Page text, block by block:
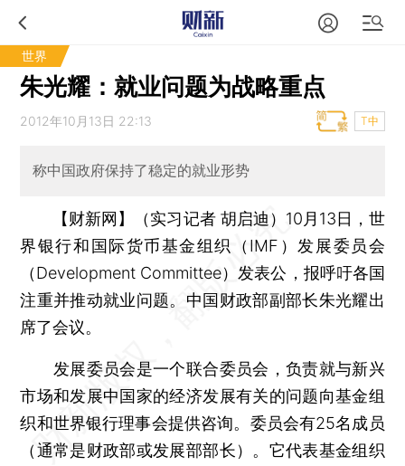
世界
朱光耀：就业问题为战略重点
2012年10月13日 22:13 T中
称中国政府保持了稳定的就业形势
【财新网】（实习记者 胡启迪） 10月13日，世
界银行和国际货币基金组织（IMF）发展委员会
（Development Committee）发表公，报呼吁各国
注重并推动就业问题。中国财政部副部长朱光耀出
席了会议。
发展委员会是一个联合委员会，负责就与新兴
市场和发展中国家的经济发展有关的问题向基金组
织和世界银行理事会提供咨询。委员会有25名成员
（通常是财政部或发展部部长）。它代表基金组织